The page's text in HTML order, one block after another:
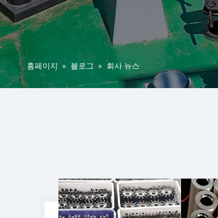
홈페이지 » 블로그 » 회사 뉴스